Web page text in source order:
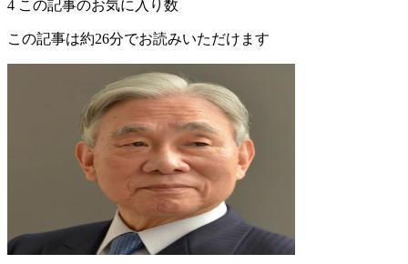
4 この記事のお気に入り数
この記事は約26分でお読みいただけます